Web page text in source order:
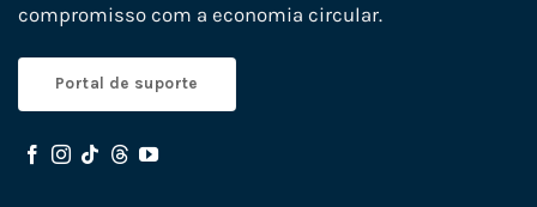
compromisso com a economia circular.
Portal de suporte